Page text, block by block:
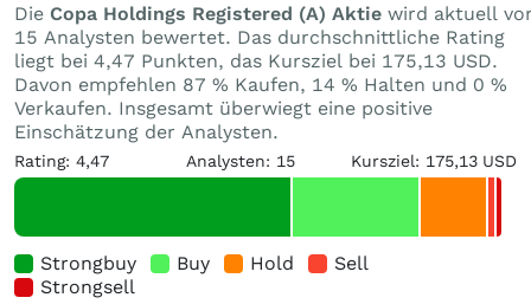
Die Copa Holdings Registered (A) Aktie wird aktuell
15 Analysten bewertet. Das durchschnittliche Rating
liegt bei 4,47 Punkten, das Kursziel bei 175,13 USD.
Davon empfehlen 87 % Kaufen, 14 % Halten und 0 %
Verkaufen. Insgesamt überwiegt eine positive
Einschätzung der Analysten.
Rating: 4,47 Analysten: 15 Kursziel: 175,13 USD
Strongbuy Buy Hold
Sell
Strongsell